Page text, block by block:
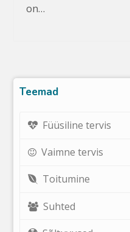
on…
Teemad
Füüsiline tervis
Vaimne tervis
Toitumine
Suhted